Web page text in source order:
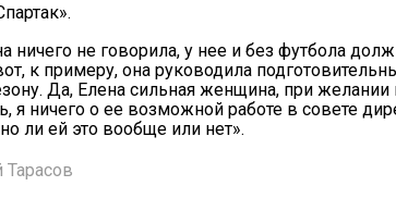
ничего не говорила, у нее и без футбола
к примеру, она руководила
Да, Елена сильная женщина, при
я ничего о ее возможной работе в совете
ли ей это вообще или нет».